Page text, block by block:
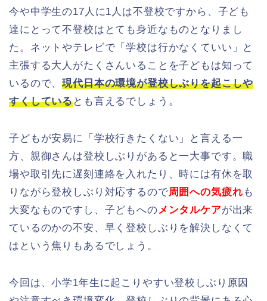
今や中学生の17人に1人は不登校ですから、子ども
達にとって不登校はとても身近なものとなりまし
た。ネットやテレビで「学校は行かなくていい」と
主張する大人がたくさんいることを子どもは知って
いるので、現代日本の環境が登校しぶりを起こしや
すくしているとも言えるでしょう。
子どもが安易に「学校行きたくない」と言える一
方、親御さんは登校しぶりがあると一大事です。職
場や取引先に遅刻連絡を入れたり、時には有休を取
りながら登校しぶり対応するので周囲への気疲れ も
大変なものですし、子どもへのメンタルケアが出来
ているのかの不安、早く登校しぶりを解決しなくて
はという焦りもあるでしょう。
今回は、小学1年生に起こりやすい登校しぶり原因